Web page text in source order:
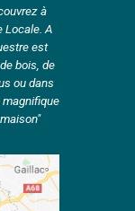
à
Locale. A
est
bois, de
ou dans